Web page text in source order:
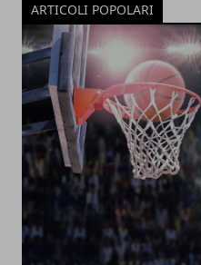
ARTICOLI POPOLARI